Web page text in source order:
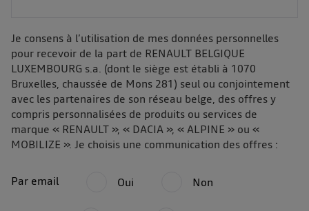
Je consens à l’utilisation de mes données personnelles
pour recevoir de la part de RENAULT BELGIQUE
LUXEMBOURG s.a. (dont le siège est établi à 1070
Bruxelles, chaussée de Mons 281) seul ou conjointement
avec les partenaires de son réseau belge, des offres y
compris personnalisées de produits ou services de
marque « RENAULT », « DACIA », « ALPINE » ou «
MOBILIZE ». Je choisis une communication des offres :
Par email Oui Non